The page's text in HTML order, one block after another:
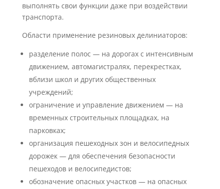
выполнять свои функции даже при воздействии
транспорта.
Области применение резиновых делиниаторов:
разделение полос — на дорогах с интенсивным
движением, автомагистралях, перекрестках,
вблизи школ и других общественных
учреждений;
ограничение и управление движением — на
временных строительных площадках, на
парковках;
организация пешеходных зон и велосипедных
дорожек — для обеспечения безопасности
пешеходов и велосипедистов;
обозначение опасных участков — на опасных